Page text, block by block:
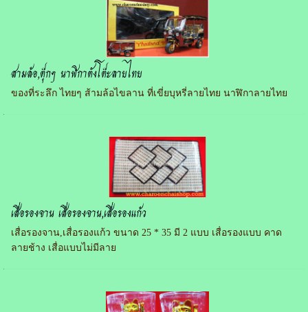
สามล้อ,ตุ๊กๆ นาฬิกาตังโต๊ะลายไทย
ของที่ระลึก ไทยๆ ส้ามล้อไขลาน ที่เขี่ยบุหรี่ลายไทย นาฬิกาลายไทย
เสื่อรองจาน เสื่อรองจาน,เสื่อรองแก้ว
เสื่อรองจาน,เสื่อรองแก้ว ขนาด 25 * 35 มี 2 แบบ เสื่อรองแบบ คาด
ลายช้าง เสื่อแบบไม่มีลาย